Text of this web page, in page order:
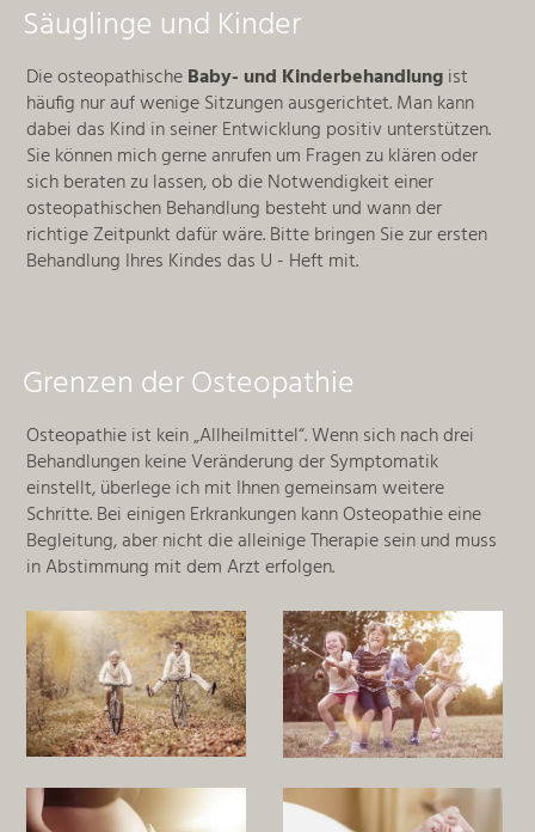
Säuglinge und Kinder
Die osteopathischeBaby- und Kinderbehandlungist
häufig nur auf wenige Sitzungen ausgerichtet. Man kann
dabei das Kind in seiner Entwicklung positiv unterstützen.
Sie können mich gerne anrufen um Fragen zu klären oder
sich beraten zu lassen, ob die Notwendigkeit einer
osteopathischen Behandlung besteht und wann der
richtige Zeitpunkt dafür wäre. Bitte bringen Sie zur ersten
Behandlung Ihres Kindes das U - Heft mit.
Grenzen der Osteopathie
Osteopathie ist kein „Allheilmittel“. Wenn sich nach drei
Behandlungen keine Veränderung der Symptomatik
einstellt, überlege ich mit Ihnen gemeinsam weitere
Schritte. Bei einigen Erkrankungen kann Osteopathie eine
Begleitung, aber nicht die alleinige Therapie sein und muss
in Abstimmung mit dem Arzt erfolgen.